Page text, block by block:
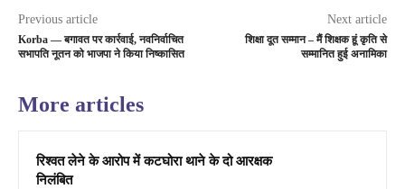
Previous article
Korba — बगावत पर कार्रवाई, नवनिर्वाचित
सभापति नूतन को भाजपा ने किया निष्कासित
Next article
शिक्षा दूत सम्मान – मैं शिक्षक हूं कृति से
सम्मानित हुई अनामिका
More articles
रिश्वत लेने के आरोप में कटघोरा थाने के दो आरक्षक
निलंबित